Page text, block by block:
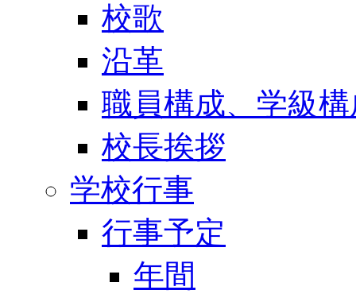
校歌
沿革
職員構成、学級
校長挨拶
学校行事
行事予定
年間